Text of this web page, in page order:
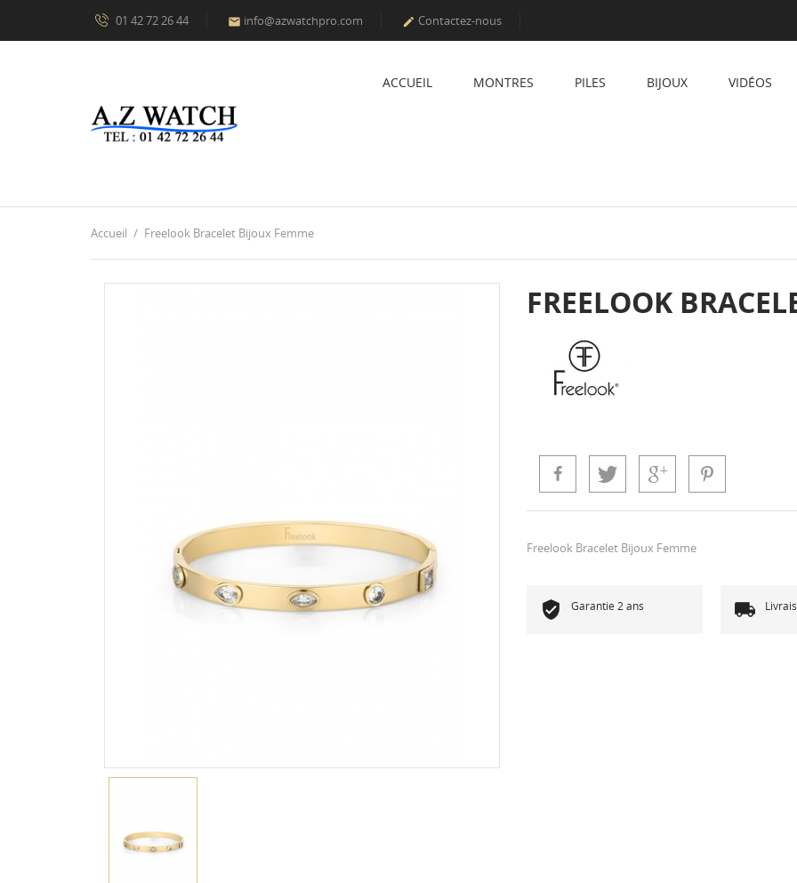
01 42 72 26 44  info@azwatchpro.com  Contactez-nous
ACCUEIL MONTRES PILES BIJOUX VIDÉOS
Accueil Freelook Bracelet Bijoux Femme
FREELOOK
Freelook Bracelet Bijoux Femme
Garantie 2 ans